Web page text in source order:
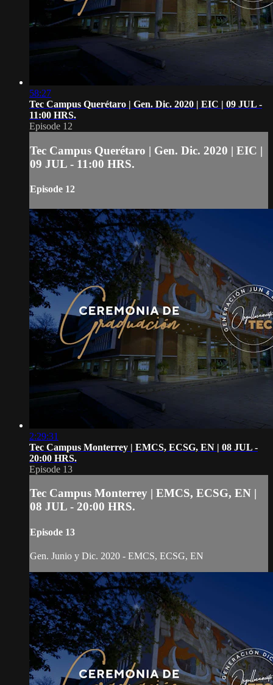
58:27
Tec Campus Querétaro | Gen. Dic. 2020 | EIC | 09 JUL -
11:00 HRS.
Episode 12
Tec Campus Querétaro | Gen. Dic. 2020 | EIC |
09 JUL - 11:00 HRS.
Episode 12
2:29:31
Tec Campus Monterrey | EMCS, ECSG, EN | 08 JUL -
20:00 HRS.
Episode 13
Tec Campus Monterrey | EMCS, ECSG, EN |
08 JUL - 20:00 HRS.
Episode 13
Gen. Junio y Dic. 2020 - EMCS, ECSG, EN